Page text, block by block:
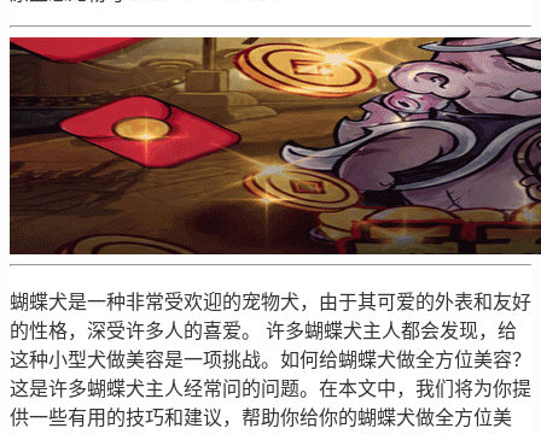
蝴蝶犬是一种非常受欢迎的宠物犬，由于其可爱的外表和友好
的性格，深受许多人的喜爱。 许多蝴蝶犬主人都会发现，给
这种小型犬做美容是一项挑战。如何给蝴蝶犬做全方位美容？
这是许多蝴蝶犬主人经常问的问题。在本文中，我们将为你提
供一些有用的技巧和建议，帮助你给你的蝴蝶犬做全方位美